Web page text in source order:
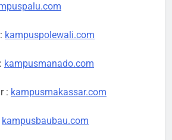
kampuspolewali.com
kampusmanado.com
: kampusmakassar.com
kampusbaubau.com